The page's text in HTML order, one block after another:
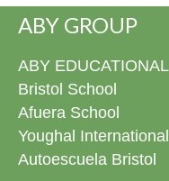
ABY GROUP
ABY
Bristol School
Afuera School
Youghal
Autoescuela Bristol